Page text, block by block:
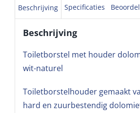
Beschrijving Specificaties
Beschrijving
Toiletborstel met houder
wit-naturel
Toiletborstelhouder gemaakt
hard en zuurbestendig